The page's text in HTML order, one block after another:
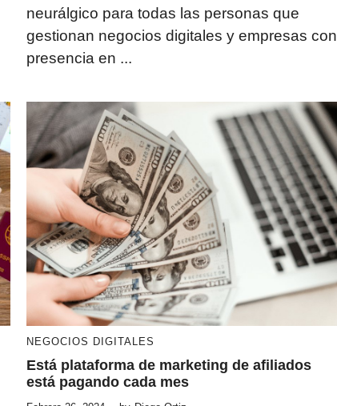
neurálgico para todas las personas que
gestionan negocios digitales y empresas con
presencia en ...
NEGOCIOS DIGITALES
Está plataforma de marketing de afiliados
está pagando cada mes